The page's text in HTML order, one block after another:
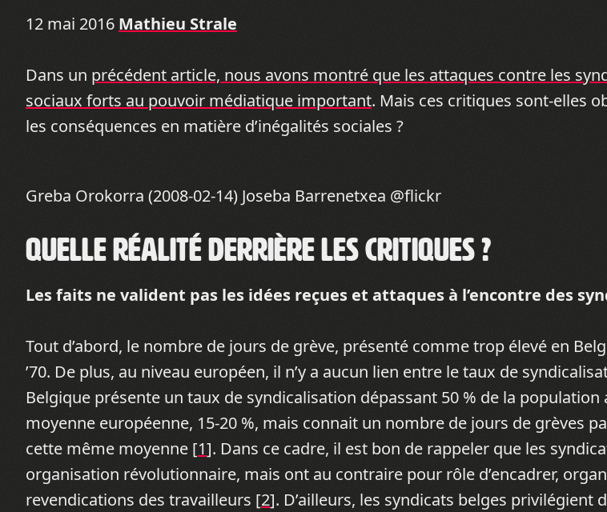
12 mai 2016 Mathieu Strale
Dans un précédent article, nous avons montré que les attaques contre les
sociaux forts au pouvoir médiatique important. Mais ces critiques sont-elles
les conséquences en matière d’inégalités sociales ?
Greba Orokorra (2008-02-14) Joseba Barrenetxea @flickr
Quelle réalité derrière les critiques ?
Les faits ne valident pas les idées reçues et attaques à l’encontre des
Tout d’abord, le nombre de jours de grève, présenté comme trop élevé en
’70. De plus, au niveau européen, il n’y a aucun lien entre le taux de
Belgique présente un taux de syndicalisation dépassant 50 % de la population
moyenne européenne, 15-20 %, mais connait un nombre de jours de grèves
cette même moyenne [1]. Dans ce cadre, il est bon de rappeler que les
organisation révolutionnaire, mais ont au contraire pour rôle d’encadrer,
revendications des travailleurs [2]. D’ailleurs, les syndicats belges privilégient